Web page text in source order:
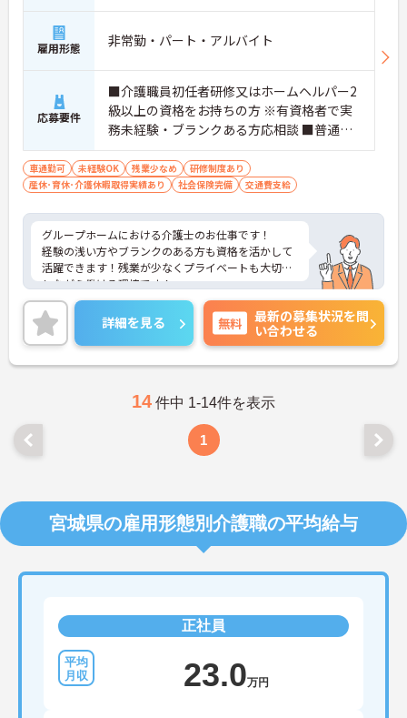
雇用形態 非常勤・パート・アルバイト
応募要件
■介護職員初任者研修又はホームヘルパー2
級以上の資格をお持ちの方 ※有資格者で実
務未経験・ブランクある方応相談 ■普通自
動車運転免許（AT限定可）
車通勤可 未経験OK 残業少なめ
研修制度あり
産休･育休･介護休暇取得実績あり
社会保険完備 交通費支給
グループホームにおける介護士のお仕事です！
経験の浅い方やブランクのある方も資格を活かして
活躍できます！残業が少なくプライベートも大切に
しながら働ける環境です！
ご興味ある方には、面接のポイントなど、さらに詳
細をお話致しますのでお気軽にご相談ください。
詳細を見る 無料
最新の募集状況を問
い合わせる
14 件中 1-14件を表示
1
宮城県の雇用形態別介護職の平均給与
正社員
23.0万円